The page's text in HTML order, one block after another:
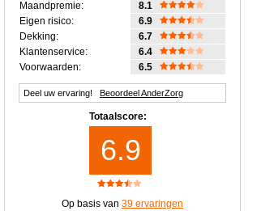
Maandpremie:
8.1
Eigen risico:
6.9
Dekking:
6.7
Klantenservice:
6.4
Voorwaarden:
6.5
Deel uw ervaring! Beoordeel AnderZorg
Totaalscore:
6.9
Op basis van 39 ervaringen